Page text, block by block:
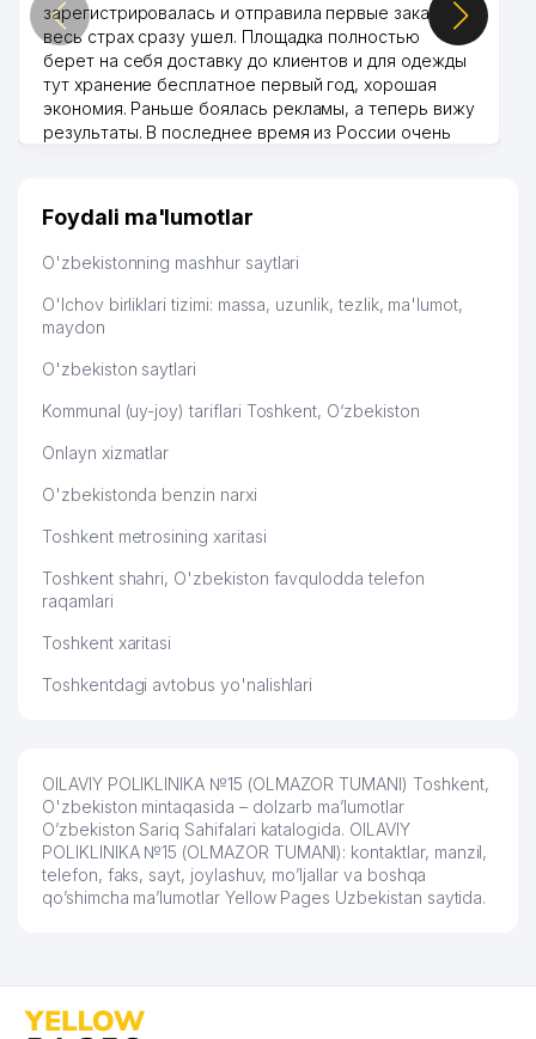
зарегистрировалась и отправила первые заказы,
весь страх сразу ушел. Площадка полностью
берет на себя доставку до клиентов и для одежды
тут хранение бесплатное первый год, хорошая
экономия. Раньше боялась рекламы, а теперь вижу
результаты. В последнее время из России очень
дальше развиваюсь потихоньку😊
Hamida 03.08.2026 12:45:39
Foydali ma'lumotlar
O'zbekistonning mashhur saytlari
O'lchov birliklari tizimi: massa, uzunlik, tezlik, ma'lumot,
maydon
O'zbekiston saytlari
Kommunal (uy-joy) tariflari Toshkent, O‘zbekiston
Onlayn xizmatlar
O'zbekistonda benzin narxi
Toshkent metrosining xaritasi
Toshkent shahri, O'zbekiston favqulodda telefon
raqamlari
Toshkent xaritasi
Toshkentdagi avtobus yo'nalishlari
OILAVIY POLIKLINIKA №15 (OLMAZOR TUMANI) Toshkent,
O'zbekiston mintaqasida – dolzarb ma’lumotlar
O’zbekiston Sariq Sahifalari katalogida. OILAVIY
POLIKLINIKA №15 (OLMAZOR TUMANI): kontaktlar, manzil,
telefon, faks, sayt, joylashuv, mo’ljallar va boshqa
qo’shimcha ma’lumotlar Yellow Pages Uzbekistan saytida.